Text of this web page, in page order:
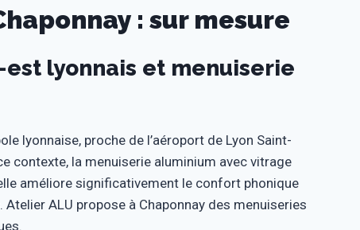
: sur mesure
est lyonnais et menuiserie
lyonnaise, proche de l’aéroport de Lyon Saint-
contexte, la menuiserie aluminium avec vitrage
améliore significativement le confort phonique
ALU propose à Chaponnay des menuiseries